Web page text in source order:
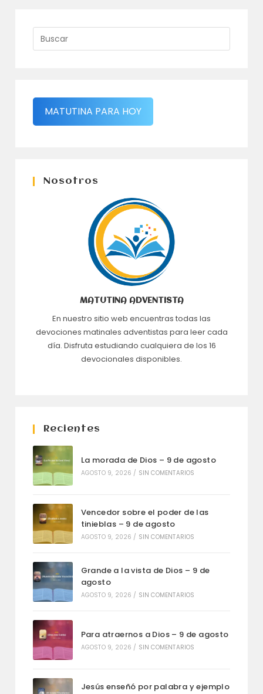
MATUTINA PARA HOY
Nosotros
MATUTINA ADVENTISTA
En nuestro sitio web encuentras todas las
devociones matinales adventistas para leer cada
día. Disfruta estudiando cualquiera de los 16
devocionales disponibles.
Recientes
La morada de Dios – 9 de agosto
AGOSTO 9, 2026 / SIN COMENTARIOS
Vencedor sobre el poder de las
tinieblas – 9 de agosto
AGOSTO 9, 2026 / SIN COMENTARIOS
Grande a la vista de Dios – 9 de
agosto
AGOSTO 9, 2026 / SIN COMENTARIOS
Para atraernos a Dios – 9 de agosto
AGOSTO 9, 2026 / SIN COMENTARIOS
Jesús enseñó por palabra y ejemplo